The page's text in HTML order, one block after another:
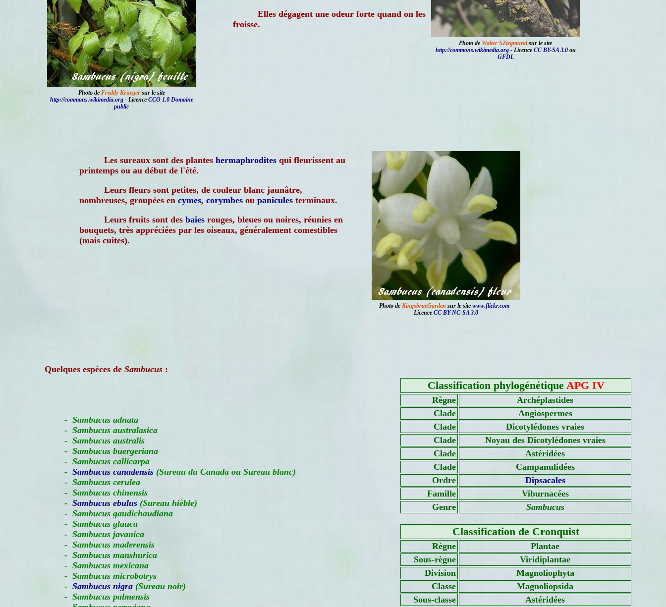
Photo de Walter SZiegmund sur le site
http://commons.wikimedia.org- Licence CC BY-SA 3.0ou
GFDL
Elles dégagent une odeur forte quand on les
froisse.
Photo de Freddy Kruegersur le site
http://commons.wikimedia.org- Licence CCO 1.0 Domaine
public
Photo de KingsbraeGarden sur le site www.flickr.com -
Licence CC BY-NC-SA 3.0
Les sureaux sont des plantes hermaphrodites qui fleurissent au
printemps ou au début de l'été.
Leurs fleurs sont petites, de couleur blanc jaunâtre,
nombreuses, groupées en cymes, corymbes ou panicules terminaux.
Leurs fruits sont des baies rouges, bleues ou noires, réunies en
bouquets, très appréciées par les oiseaux, généralement comestibles
(mais cuites).
Quelques espèces de Sambucus :
- Sambucus adnata
- Sambucus australasica
- Sambucus australis
- Sambucus buergeriana
- Sambucus callicarpa
- Sambucus canadensis (Sureau du Canada ou Sureau blanc)
- Sambucus cerulea
- Sambucus chinensis
- Sambucus ebulus (Sureau hièble)
- Sambucus gaudichaudiana
- Sambucus glauca
- Sambucus javanica
- Sambucus maderensis
- Sambucus manshurica
- Sambucus mexicana
- Sambucus microbotrys
- Sambucus nigra (Sureau noir)
- Sambucus palmensis
Classification phylogénétique APG IV
Règne
Archéplastides
Clade
Angiospermes
Clade
Dicotylédones vraies
Clade
Noyau des Dicotylédones vraies
Clade
Astéridées
Clade
Campanulidées
Ordre
Dipsacales
Famille
Viburnacées
Genre
Sambucus
Classification de Cronquist
Règne
Plantae
Sous-règne
Viridiplantae
Division
Magnoliophyta
Classe
Magnoliopsida
Sous-classe
Astéridées